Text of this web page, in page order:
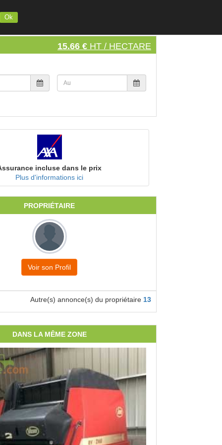
INSCRIVEZ VOTRE MATERIEL
Ok
15.66 € HT / HECTARE
incluse dans le prix
Plus d'informations ici
PROPRIÉTAIRE
Voir son Profil
Autre(s) annonce(s) du propriétaire 13
DANS LA MÊME ZONE